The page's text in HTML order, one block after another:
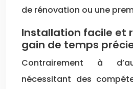
de rénovation ou une
Installation facile et
gain de temps
Contrairement à
nécessitant des